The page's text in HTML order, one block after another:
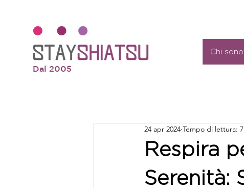
Dal 2005
Chi sono
Respira
Serenità:
24 apr 2024 Tempo di lettura: